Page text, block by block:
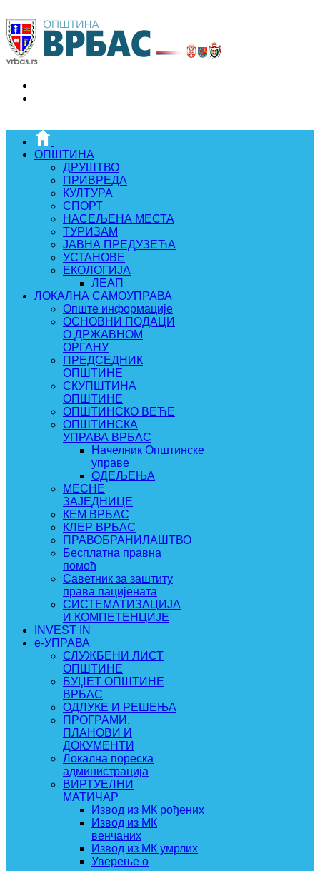
ОПШТИНА
ДРУШТВО
ПРИВРЕДА
КУЛТУРА
СПОРТ
НАСЕЉЕНА МЕСТА
ТУРИЗАМ
ЈАВНА ПРЕДУЗЕЋА
УСТАНОВЕ
ЕКОЛОГИЈА
ЛЕАП
ЛОКАЛНА САМОУПРАВА
Опште информације
ОСНОВНИ ПОДАЦИ
О ДРЖАВНОМ
ОРГАНУ
ПРЕДСЕДНИК
ОПШТИНЕ
СКУПШТИНА
ОПШТИНЕ
ОПШТИНСКО ВЕЋЕ
ОПШТИНСКА
УПРАВА ВРБАС
Начелник Општинске
управе
ОДЕЉЕЊА
МЕСНЕ
ЗАЈЕДНИЦЕ
КЕМ ВРБАС
КЛЕР ВРБАС
ПРАВОБРАНИЛАШТВО
Бесплатна правна
помоћ
Саветник за заштиту
права пацијената
СИСТЕМАТИЗАЦИЈА
И КОМПЕТЕНЦИЈЕ
INVEST IN
e-УПРАВА
СЛУЖБЕНИ ЛИСТ
ОПШТИНЕ
БУЏЕТ ОПШТИНЕ
ВРБАС
ОДЛУКЕ И РЕШЕЊА
ПРОГРАМИ,
ПЛАНОВИ И
ДОКУМЕНТИ
Локална пореска
администрација
ВИРТУЕЛНИ
МАТИЧАР
Извод из МК рођених
Извод из МК
венчаних
Извод из МК умрлих
Уверење о